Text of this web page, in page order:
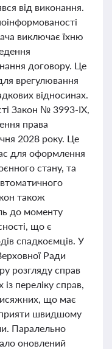
від виконання.
виключає їхню
договору. Це
врегулювання
відносинах.
Закон № 3993-IX,
права
2028 року. Це
для оформлення
стану, та
також
до моменту
що є
спадкоємців. У
Ради
розгляду справ
переліку справ,
що має
швидшому
Паралельно
оновлений